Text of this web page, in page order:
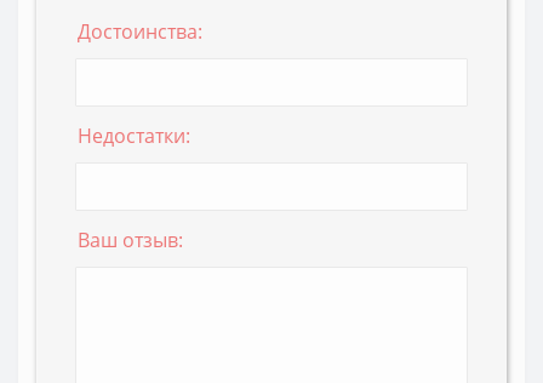
Достоинства:
Недостатки:
Ваш отзыв: